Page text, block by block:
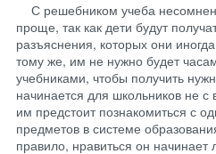
С решебником учеба
проще, так как дети будут
разъяснения, которых они
тому же, им не нужно будет
учебниками, чтобы получить
начинается для школьников не
им предстоит познакомиться с
предметов в системе
правило, нравиться он